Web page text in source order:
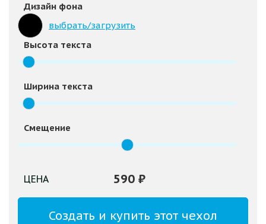
Дизайн фона
выбрать/загрузить
Высота текста
Ширина текста
Смещение
ЦЕНА 590 ₽
Создать и купить этот чехол